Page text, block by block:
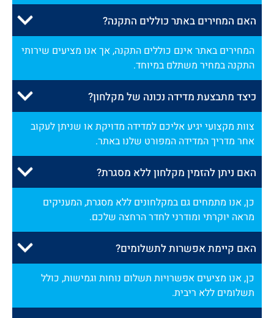
האם המחירים באתר כוללים התקנה?
המחירים באתר אינם כוללים התקנה, אך אנו מציעים שירותי
התקנה במחיר משתלם במיוחד.
כיצד מתבצעת מדידה נכונה של מקלחון?
צוות מקצועי יגיע אליכם למדידה מדויקת או שניתן לעקוב
אחר מדריך המדידה המפורט שלנו באתר.
האם ניתן להזמין מקלחון ללא מסגרת?
כן, אנו מתמחים גם במקלחונים ללא מסגרת, המעניקים
מראה יוקרתי ומודרני לחדר הרחצה שלכם.
האם קיימת אפשרות לתשלומים?
כן, אנו מציעים אפשרויות תשלום נוחות וגמישות, כולל
תשלומים ללא ריבית.